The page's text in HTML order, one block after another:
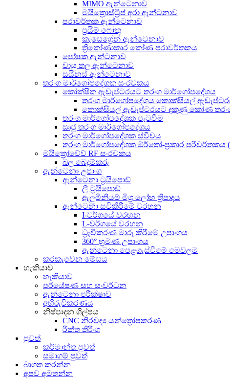
MIMO ඇන්ටෙනාව
මයික්‍රොස්ට්‍රිප් අරා ඇන්ටනාව
පරාවර්තක ඇන්ටෙනාව
ප්‍රයිම් ෆෝකු
කැසෙග්‍රේන් ඇන්ටෙනාව
ත්‍රිකෝණාකාර කෝණ පරාවර්තකය
පෝෂක ඇන්ටනාව
වායු තල ඇන්ටෙනාව
සයිනස් ඇන්ටෙනාව
තරංග මාර්ගෝපදේශක සංරචකය
කෝක්ෂික ඇඩැප්ටරයට තරංග මාර්ගෝපදේශය
තරංග මාර්ගෝපදේශය කොක්සියල්
කොක්සියල් ඇඩැප්ටරයට දකුණු කෝණ
තරංග මාර්ගෝපදේශක පැටවීම
සෘජු තරංග මාර්ගෝපදේශය
තරංග මාර්ගෝපදේශක ස්විචය
තරංග මාර්ගෝපදේශක ඕර්තෝ-ප්‍රකාර පරිවර්තකය
මයික්‍රෝවේව් RF සංරචකය
බල බෙදුම්කරු
ඇන්ටෙනා උපාංග
ඇන්ටෙනා ට්‍රයිපොඩ්
ලී ට්‍රයිපොඩ්
ඇලුමිනියම් මිශ්‍ර ලෝහ ත්‍රිපාදය
ඇන්ටෙනා සවිකිරීමේ වරහන
I-වර්ගයේ වරහන
L-වර්ගයේ වරහන
ධ්‍රැවීකරණ මාරු කිරීමේ උපාංගය
360° භ්‍රමණ උපාංගය
ඇන්ටෙනා පෙළගැස්වීමේ මෙවලම
කරකැවෙන මේසය
හැකියාව
හැකියාව
පර්යේෂණ සහ සංවර්ධන
ඇන්ටෙනා පරීක්ෂාව
අභිරුචිකරණය
නිෂ්පාදන ශිල්පය
CNC නිරවද්‍ය යන්ත්‍රෝපකරණ
රික්ත තිරිංග
පුවත්
කර්මාන්ත පුවත්
සමාගම් පුවත්
බාගත කරන්න
අපව අමතන්න